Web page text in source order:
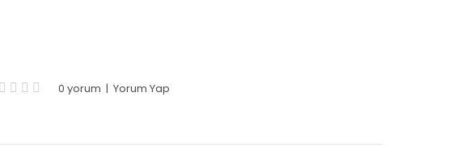
0 yorum | Yorum Yap